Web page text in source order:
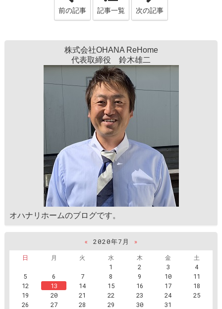
前の記事 記事一覧 次の記事
株式会社OHANA ReHome
代表取締役 鈴木雄二
オハナリホームのブログです。
« 2020年7月
»
日
月 火 水 木 金
土
1
2 3
4
5
6 7 8 9 10
11
12
13 14 15 16 17
18
19
20 21 22 23 24
25
26
27 28 29 30 31